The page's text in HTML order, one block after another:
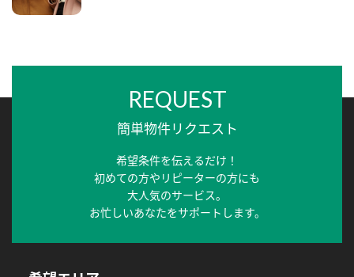
REQUEST
簡単物件リクエスト
希望条件を伝えるだけ！
初めての方やリピーターの方にも
大人気のサービス。
お忙しいあなたをサポートします。